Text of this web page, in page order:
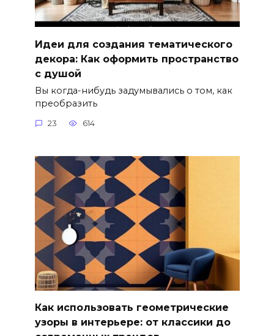
Идеи для создания тематического
декора: Как оформить пространство
с душой
Вы когда-нибудь задумывались о том, как
преобразить
23 614
Как использовать геометрические
узоры в интерьере: от классики до